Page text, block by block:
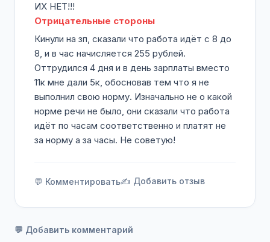
ИХ НЕТ!!!
Отрицательные стороны
Кинули на зп, сказали что работа идёт с 8 до
8, и в час начисляется 255 рублей.
Оттрудился 4 дня и в день зарплаты вместо
11к мне дали 5к, обосновав тем что я не
выполнил свою норму. Изначально не о какой
норме речи не было, они сказали что работа
идёт по часам соответственно и платят не
за норму а за часы. Не советую!
💬 Комментировать✍️ Добавить отзыв
💬 Добавить комментарий